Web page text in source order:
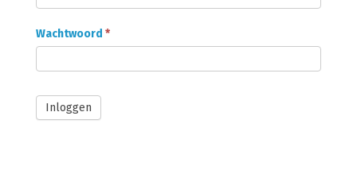
Abonnee
login
Wachtwoord *
Inloggen